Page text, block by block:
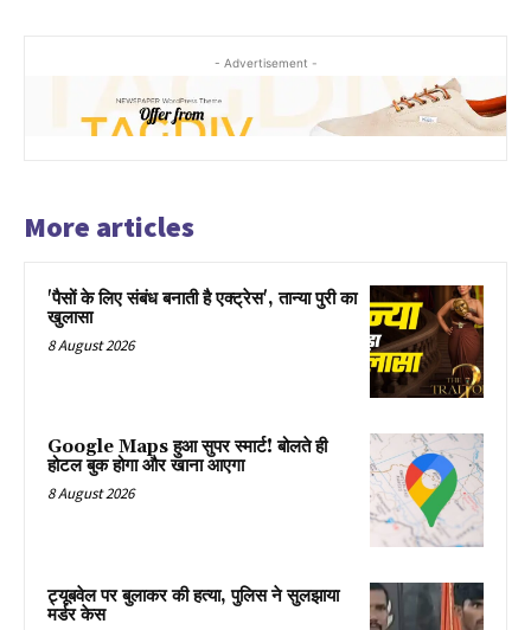
- Advertisement -
More articles
'पैसों के लिए संबंध बनाती है एक्ट्रेस', तान्या पुरी का
खुलासा
8 August 2026
Google Maps हुआ सुपर स्मार्ट! बोलते ही
होटल बुक होगा और खाना आएगा
8 August 2026
ट्यूबवेल पर बुलाकर की हत्या, पुलिस ने सुलझाया
मर्डर केस